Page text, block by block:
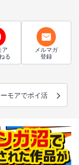
ア
る
メルマガ
登録
モアでポイ活